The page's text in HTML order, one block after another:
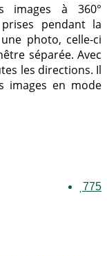
images à 360°
prises pendant la
photo, celle-ci
séparée. Avec
les directions. Il
images en mode
775